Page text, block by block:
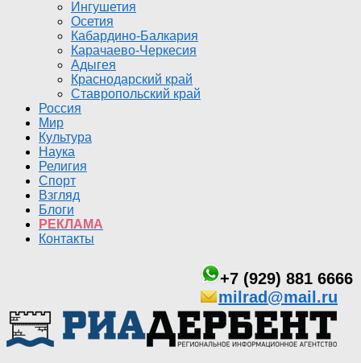
Ингушетия
Осетия
Кабардино-Балкария
Карачаево-Черкесия
Адыгея
Краснодарский край
Ставропольский край
Россия
Мир
Культура
Наука
Религия
Спорт
Взгляд
Блоги
РЕКЛАМА
Контакты
+7 (929) 881 6666
milrad@mail.ru